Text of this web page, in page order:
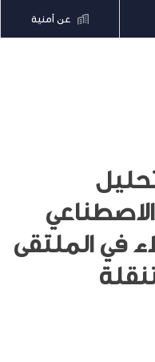
عن أمنية
في الملتقى